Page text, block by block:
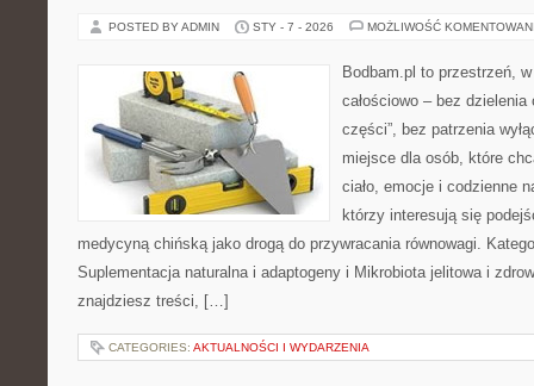
POSTED BY ADMIN STY - 7 - 2026 MOŻLIWOŚĆ
Bodbam.pl to przestrzeń,
całościowo – bez dzielenia
części”, bez patrzenia
miejsce dla osób, które
ciało, emocje i codzienne
którzy interesują się
medycyną chińską jako drogą do przywracania równowagi.
Suplementacja naturalna i adaptogeny i Mikrobiota jelitowa i
znajdziesz treści, […]
CATEGORIES: AKTUALNOŚCI I WYDARZENIA